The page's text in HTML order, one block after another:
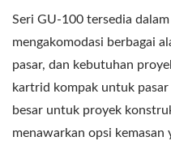
Seri GU-100 tersedia
mengakomodasi berbagai
pasar, dan kebutuhan
kartrid kompak untuk
besar untuk proyek
menawarkan opsi kemasan